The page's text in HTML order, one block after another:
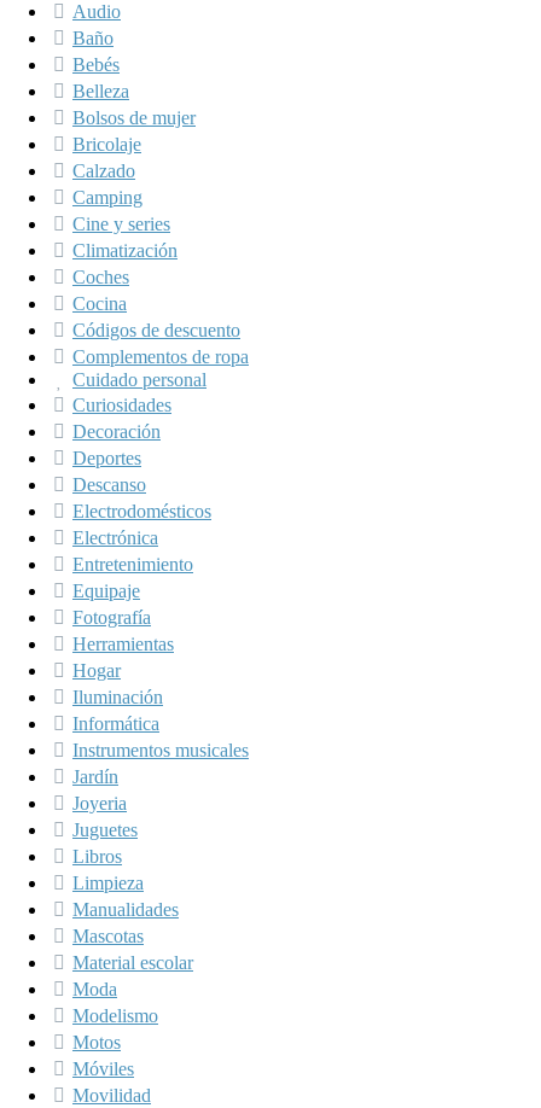
Audio
Baño
Bebés
Belleza
Bolsos de mujer
Bricolaje
Calzado
Camping
Cine y series
Climatización
Coches
Cocina
Códigos de descuento
Complementos de ropa
Cuidado personal
Curiosidades
Decoración
Deportes
Descanso
Electrodomésticos
Electrónica
Entretenimiento
Equipaje
Fotografía
Herramientas
Hogar
Iluminación
Informática
Instrumentos musicales
Jardín
Joyeria
Juguetes
Libros
Limpieza
Manualidades
Mascotas
Material escolar
Moda
Modelismo
Motos
Móviles
Movilidad